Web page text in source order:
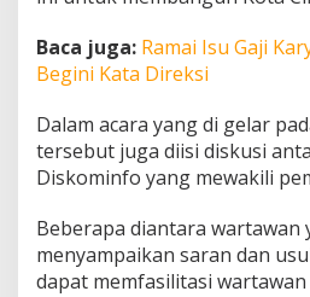
a
a
l
K
n
d
u
s
Baca juga: Ramai Isu Gaji
Begini Kata Direksi
Dalam acara yang di gelar
tersebut juga diisi diskusi
Diskominfo yang mewakili
Beberapa diantara wartawan
menyampaikan saran dan
dapat memfasilitasi